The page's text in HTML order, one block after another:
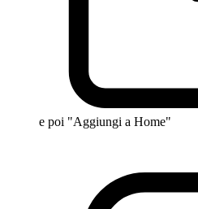
e poi "Aggiungi a Home"